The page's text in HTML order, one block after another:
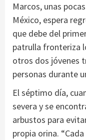
Marcos, unas
México, espera
que debe del
patrulla fronteriza
otros dos jóvenes
personas durante
El séptimo día,
severa y se
arbustos para
propia orina.